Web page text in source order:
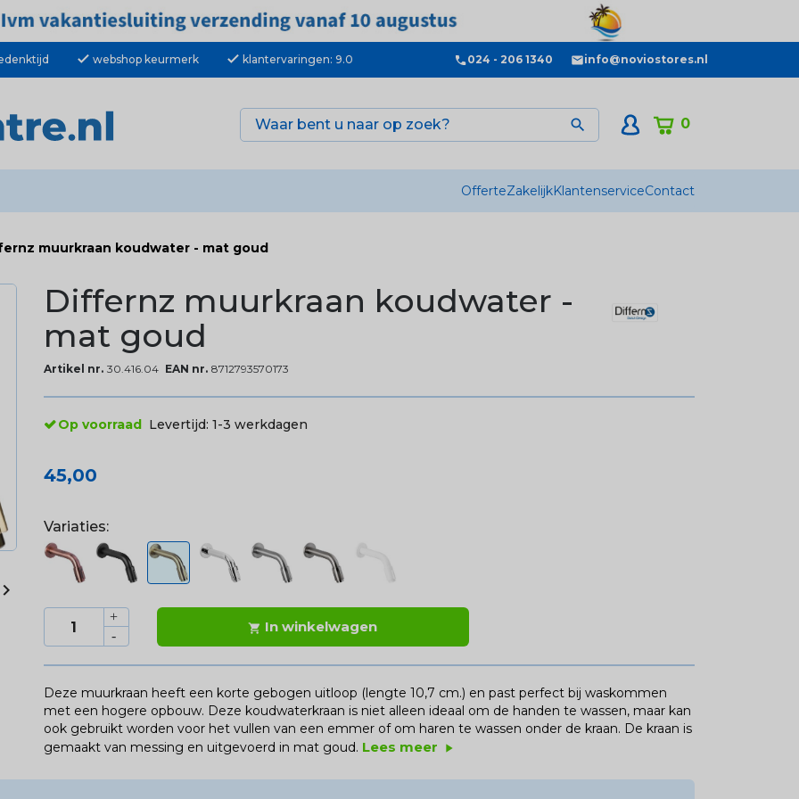
check webshop keurmerk check klantervaringen: 9.0 024 - 206 1340 info@noviostores.nl
0

OfferteZakelijkKlantenserviceContact
muurkraan koudwater - mat goud
Differnz muurkraan koudwater -
mat goud
Artikel nr. 30.416.04 EAN nr. 8712793570173
Op voorraad Levertijd: 1-3 werkdagen
45,00
Variaties:
 In winkelwagen
Deze muurkraan heeft een korte gebogen uitloop (lengte 10,7 cm.) en past perfect bij waskommen
met een hogere opbouw. Deze koudwaterkraan is niet alleen ideaal om de handen te wassen, maar kan
ook gebruikt worden voor het vullen van een emmer of om haren te wassen onder de kraan. De kraan is
gemaakt van messing en uitgevoerd in mat goud. Lees meer play_arrow